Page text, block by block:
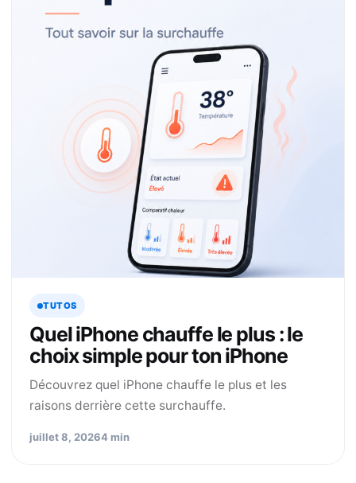
TUTOS
Quel iPhone chauffe le plus : le
choix simple pour ton iPhone
Découvrez quel iPhone chauffe le plus et les
raisons derrière cette surchauffe.
juillet 8, 20264 min